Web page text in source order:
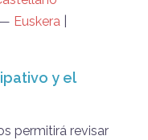
— Euskera
y el
permitirá revisar